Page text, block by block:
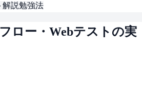
解説勉強法
ロー・Webテストの実